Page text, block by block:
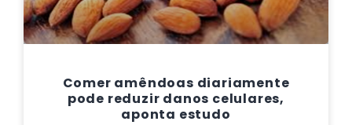
Comer amêndoas diariamente
pode reduzir danos celulares,
aponta estudo